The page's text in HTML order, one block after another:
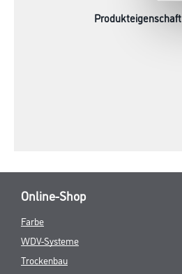
Produkteigenschaft
Online-Shop
Farbe
WDV-Systeme
Trockenbau